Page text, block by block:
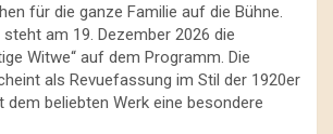
für die ganze Familie auf die Bühne.
am 19. Dezember 2026 die
Witwe“ auf dem Programm. Die
als Revuefassung im Stil der 1920er
dem beliebten Werk eine besondere